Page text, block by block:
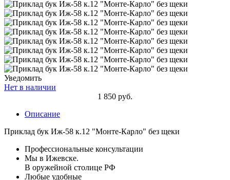
Уведомить
Нет в наличии
1 850 руб.
Описание
Приклад бук Иж-58 к.12 "Монте-Карло" без щеки
Профессиональные консультации
Мы в Ижевске.
В оружейной столице РФ
Любые удобные